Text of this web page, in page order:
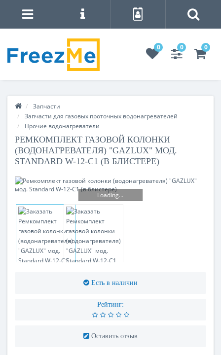
0 0 0
Запчасти
Запчасти для газовых проточных водонагревателей
Прочие водонагреватели
РЕМКОМПЛЕКТ ГАЗОВОЙ КОЛОНКИ
(ВОДОНАГРЕВАТЕЛЯ) "GAZLUX" МОД.
STANDARD W-12-C1 (В БЛИСТЕРЕ)
Loading...
Есть в наличии
Рейтинг:
Оставить отзыв